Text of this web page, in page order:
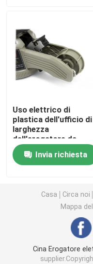
erogatore
Erogatore elettrico
concentratore
concentratore
Locale essiccatoio
Animale domestico
Cat Smart Toilet
Uso elettrico di
plastica dell'ufficio di
larghezza
dell'erogatore da
tavolino trasparente
solido 3mm del nastro
Invia richiesta
Casa Circa noi
Mappa
Cina Erogatore